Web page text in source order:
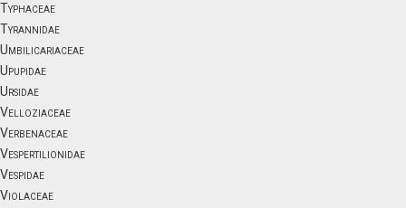
Typhaceae
Tyrannidae
Umbilicariaceae
Upupidae
Ursidae
Velloziaceae
Verbenaceae
Vespertilionidae
Vespidae
Violaceae